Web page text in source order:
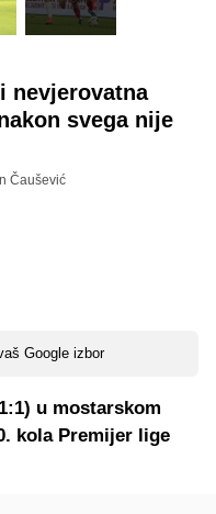
nevjerovatna
svega nije
Čaušević
Google izbor
u mostarskom
kola Premijer lige